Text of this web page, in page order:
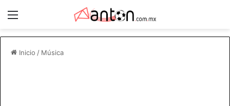
Menú
Inicio / Música